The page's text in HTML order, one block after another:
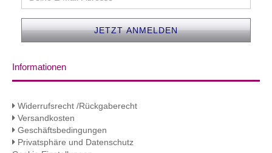
Informationen
Widerrufsrecht /Rückgaberecht
Versandkosten
Geschäftsbedingungen
Privatsphäre und Datenschutz